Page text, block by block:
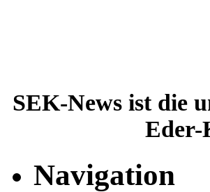
SEK-News ist die
Eder-
Navigation